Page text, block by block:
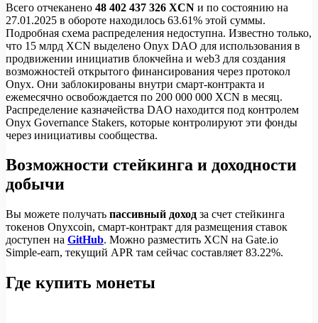
Всего отчеканено 48 402 437 326 XCN и по состоянию на
27.01.2025 в обороте находилось 63.61% этой суммы.
Подробная схема распределения недоступна. Известно только,
что 15 млрд XCN выделено Onyx DAO для использования в
продвижении инициатив блокчейна и web3 для создания
возможностей открытого финансирования через протокол
Onyx. Они заблокированы внутри смарт-контракта и
ежемесячно освобождается по 200 000 000 XCN в месяц.
Распределение казначейства DAO находится под контролем
Onyx Governance Stakers, которые контролируют эти фонды
через инициативы сообщества.
Возможности стейкинга и доходности
добычи
Вы можете получать пассивный доход за счет стейкинга
токенов Onyxcoin, смарт-контракт для размещения ставок
доступен на GitHub. Можно разместить XCN на Gate.io
Simple-earn, текущий APR там сейчас составляет 83.22%.
Где купить монеты